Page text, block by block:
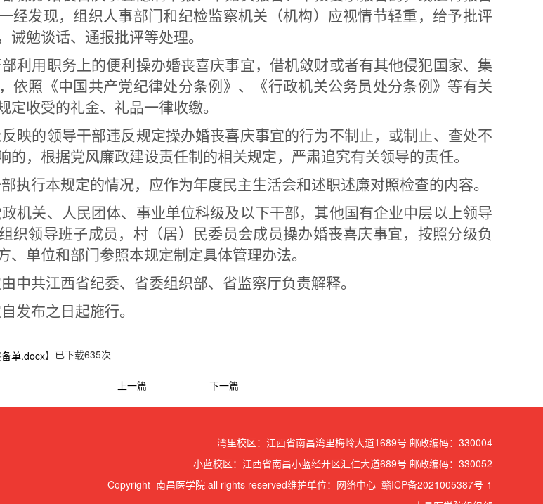
经发现，组织人事部门和纪检监察机关（机构）应视情节轻重，给予批评
诫勉谈话、通报批评等处理。
利用职务上的便利操办婚丧喜庆事宜，借机敛财或者有其他侵犯国家、集
依照《中国共产党纪律处分条例》、《行政机关公务员处分条例》等有关
定收受的礼金、礼品一律收缴。
映的领导干部违反规定操办婚丧喜庆事宜的行为不制止，或制止、查处不
的，根据党风廉政建设责任制的相关规定，严肃追究有关领导的责任。
行本规定的情况，应作为年度民主生活会和述职述廉对照检查的内容。
机关、人民团体、事业单位科级及以下干部，其他国有企业中层以上领导
织领导班子成员，村（居）民委员会成员操办婚丧喜庆事宜，按照分级负
、单位和部门参照本规定制定具体管理办法。
共江西省纪委、省委组织部、省监察厅负责解释。
发布之日起施行。
单.docx】已下载635次
上一篇 下一篇
湾里校区：江西省南昌湾里梅岭大道1689号 邮政编码：330004
小蓝校区：江西省南昌小蓝经开区汇仁大道689号 邮政编码：330052
Copyright 南昌医学院 all rights reserved维护单位：网络中心 赣ICP备2021005387号-1